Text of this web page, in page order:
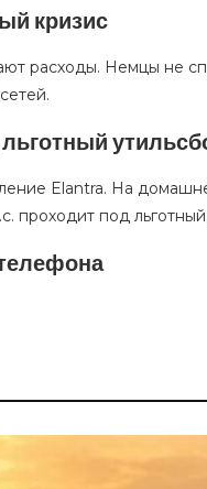
кризис
расходы. Немцы не
Elantra. На
проходит под